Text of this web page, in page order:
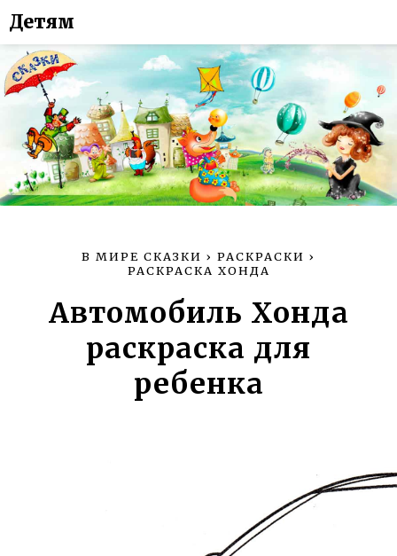
Детям
В МИРЕ СКАЗКИ › РАСКРАСКИ ›
РАСКРАСКА ХОНДА
Автомобиль Хонда
раскраска для
ребенка